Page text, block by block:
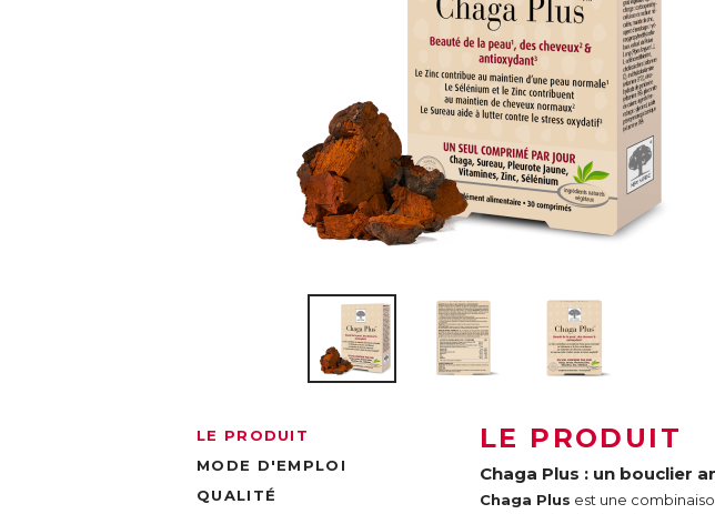
LE PRODUIT
MODE D'EMPLOI
QUALITÉ
LE PRODUIT
Chaga Plus : un bouclier
Chaga Plus est une